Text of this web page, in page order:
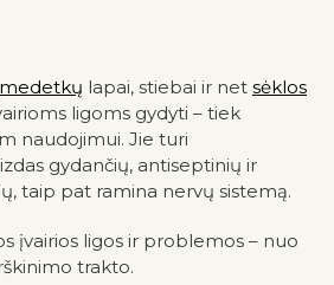
medetkų lapai, stiebai ir net sėklos
ligoms gydyti – tiek
naudojimui. Jie turi
gydančių, antiseptinių ir
taip pat ramina nervų sistemą.
įvairios ligos ir problemos – nuo
trakto.